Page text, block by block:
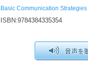
Basic Communication Strategies
ISBN:9784384335354